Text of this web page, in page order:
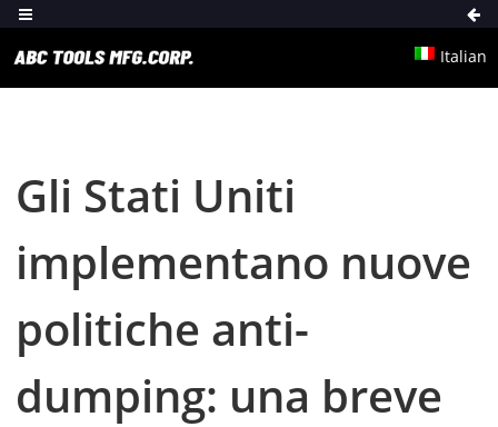
Italian
Gli Stati Uniti
implementano nuove
politiche anti-
dumping: una breve